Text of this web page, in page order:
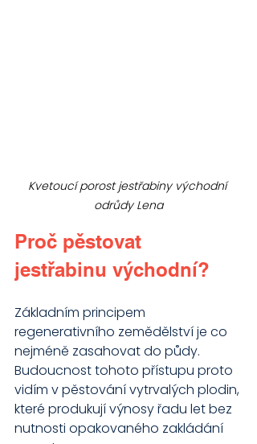
Kvetoucí porost jestřabiny východní
odrůdy Lena
Proč pěstovat
jestřabinu východní?
Základním principem
regenerativního zemědělství je co
nejméně zasahovat do půdy.
Budoucnost tohoto přístupu proto
vidím v pěstování vytrvalých plodin,
které produkují výnosy řadu let bez
nutnosti opakovaného zakládání